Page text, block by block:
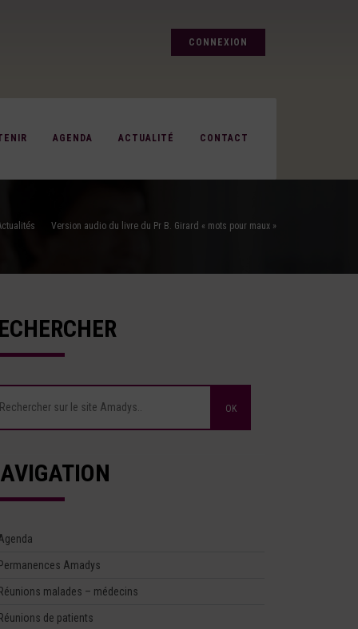
CONNEXION
AGENDA ACTUALITÉ CONTACT
Version audio du livre du Pr B. Girard « mots pour maux »
Amadys
malades – médecins
de patients